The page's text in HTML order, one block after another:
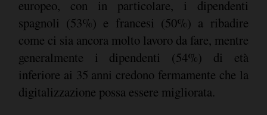
europeo, con in particolare, i dipendenti
spagnoli (53%) e francesi (50%) a ribadire
come ci sia ancora molto lavoro da fare, mentre
generalmente i dipendenti (54%) di età
inferiore ai 35 anni credono fermamente che la
digitalizzazione possa essere migliorata.